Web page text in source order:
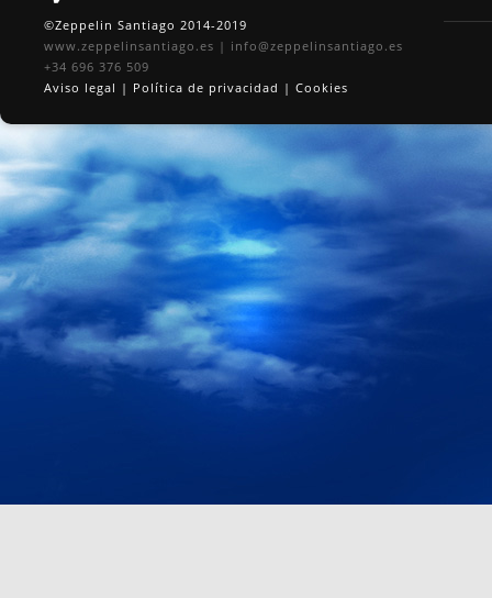
©Zeppelin Santiago 2014-2019
www.zeppelinsantiago.es | info@zeppelinsantiago.es
+34 696 376 509
Aviso legal | Política de privacidad | Cookies